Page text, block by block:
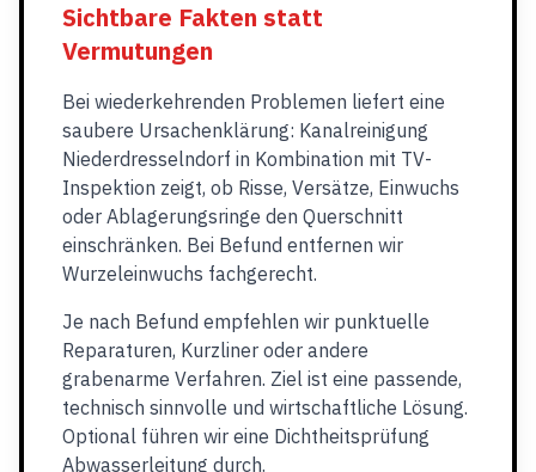
Sichtbare Fakten statt
Vermutungen
Bei wiederkehrenden Problemen liefert eine
saubere Ursachenklärung: Kanalreinigung
Niederdresselndorf in Kombination mit TV-
Inspektion zeigt, ob Risse, Versätze, Einwuchs
oder Ablagerungsringe den Querschnitt
einschränken. Bei Befund entfernen wir
Wurzeleinwuchs fachgerecht.
Je nach Befund empfehlen wir punktuelle
Reparaturen, Kurzliner oder andere
grabenarme Verfahren. Ziel ist eine passende,
technisch sinnvolle und wirtschaftliche Lösung.
Optional führen wir eine Dichtheitsprüfung
Abwasserleitung durch.